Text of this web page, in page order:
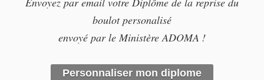
boulot personalisé
envoyé par le Ministère ADOMA !
Personnaliser mon diplome